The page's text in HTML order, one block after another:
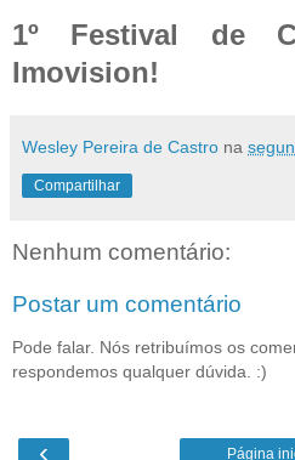
1º Festival de
Imovision!
Wesley Pereira de Castro na
Compartilhar
Nenhum comentário:
Postar um comentário
Pode falar. Nós retribuímos os
respondemos qualquer dúvida. :)
‹ Página